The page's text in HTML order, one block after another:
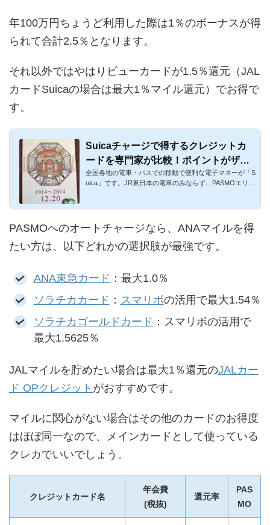
年100万円ちょうど利用した際は1％のボーナスが得
られて合計2.5％となります。
それ以外ではやはりビューカードが1.5％還元（JAL
カードSuicaの場合は最大1％マイル還元）でお得で
す。
Suicaチャージで得するクレジットカ
ードを専門家が比較！ポイントがザク
ザク貯まる！
全国各地の電車・バスでの移動で便利な電子マネーが「S
uica」です。JR東日本の電車のみならず、PASMOエリ
PASMOへのオートチャージなら、ANAマイルを得
たい方は、以下どれかの選択肢が最強です。
ANA東急カード ：最大1.0％
ソラチカカード ： スマリボの活用で最大1.54％
ソラチカゴールドカード ：スマリボの活用で
最大1.5625％
JALマイルを貯めたい場合は最大1％還元のJALカー
ド OPクレジット がおすすめです。
マイルに関心がない場合はその他のカードのお得度
はほぼ同一なので、メインカードとして使っている
クレカでいいでしょう。
クレジットカード名
年会費
(税抜)
還元率
PAS
MO